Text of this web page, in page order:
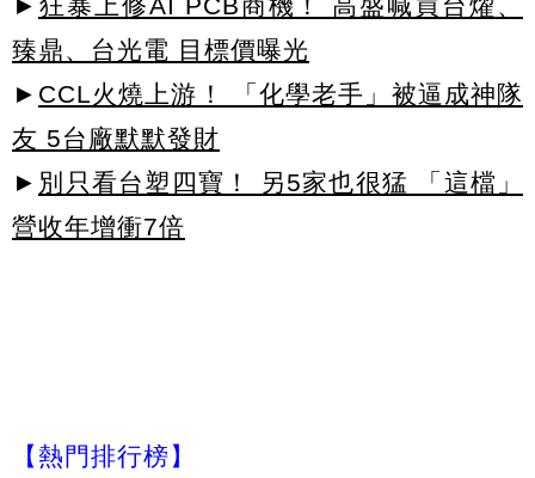
► 狂暴上修AI PCB商機！ 高盛喊買台燿、
臻鼎、台光電 目標價曝光
► CCL火燒上游！ 「化學老手」被逼成神隊
友 5台廠默默發財
► 別只看台塑四寶！ 另5家也很猛 「這檔」
營收年增衝7倍
【熱門排行榜】